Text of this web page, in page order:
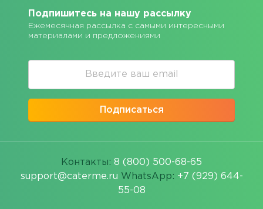
Подпишитесь на нашу рассылку
Ежемесячная рассылка с самыми интересными
материалами и предложениями
Подписаться
Контакты: 8 (800) 500-68-65
support@caterme.ru WhatsApp: +7 (929) 644-
55-08